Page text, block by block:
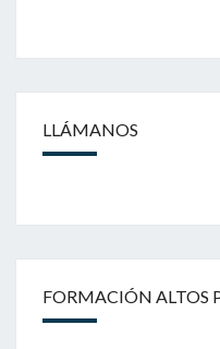
LLÁMANOS
FORMACIÓN ALTOS